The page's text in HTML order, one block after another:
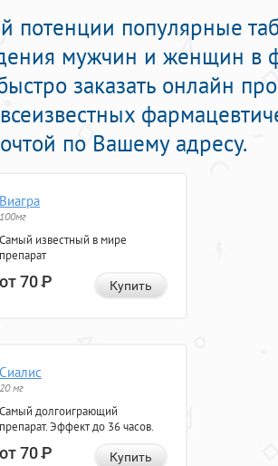
потенции популярные
мужчин и женщин в
заказать онлайн
по Вашему адресу.
Виагра
100мг
Самый известный в мире
препарат
от 70Р Купить
Сиалис
20 мг
Самый долгоиграющий
препарат. Эффект до 36 часов.
от 70Р Купить